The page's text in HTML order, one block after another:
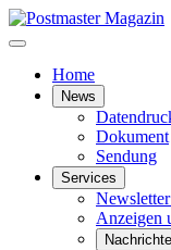
Home
News
Dokument
Sendung
Services
Anzeigen